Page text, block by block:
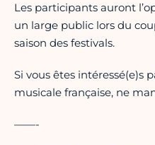
Les participants auront
un large public lors du
saison des festivals.
Si vous êtes intéressé(e)s
musicale française, ne
——-